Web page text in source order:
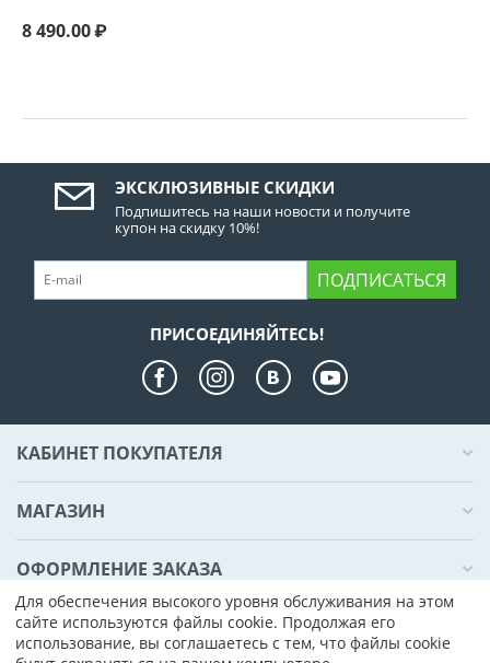
8 490.00₽
ЭКСКЛЮЗИВНЫЕ СКИДКИ
Подпишитесь на наши новости и получите
купон на скидку 10%!
ПОДПИСАТЬСЯ
ПРИСОЕДИНЯЙТЕСЬ!
КАБИНЕТ ПОКУПАТЕЛЯ
МАГАЗИН
ОФОРМЛЕНИЕ ЗАКАЗА
КОНТАКТЫ
Для обеспечения высокого уровня обслуживания на этом
сайте используются файлы cookie. Продолжая его
использование, вы соглашаетесь с тем, что файлы cookie